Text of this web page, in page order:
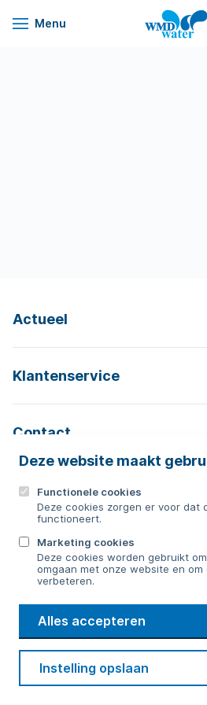
Naar
Deze website maakt
Functionele cookies
Deze cookies zorgen er voor dat
functioneert.
Marketing cookies
Deze cookies worden gebruikt
omgaan met onze website en
verbeteren.
Alles accepteren
Instelling opslaan
Menu
WMD
Drinkwater
Actueel
Klantenservice
Contact
Contact
Bericht sturen
WMD
Drinkwater
Cookie voorkeuren
Privacy Disclaimer